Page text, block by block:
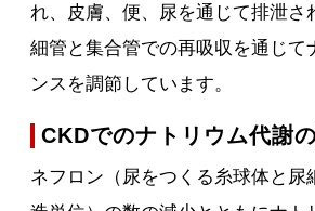
れ、皮膚、便、尿を通じて排泄さ
細管と集合管での再吸収を通じて
ンスを調節しています。
CKDでのナトリウム代謝
ネフロン（尿をつくる糸球体と尿